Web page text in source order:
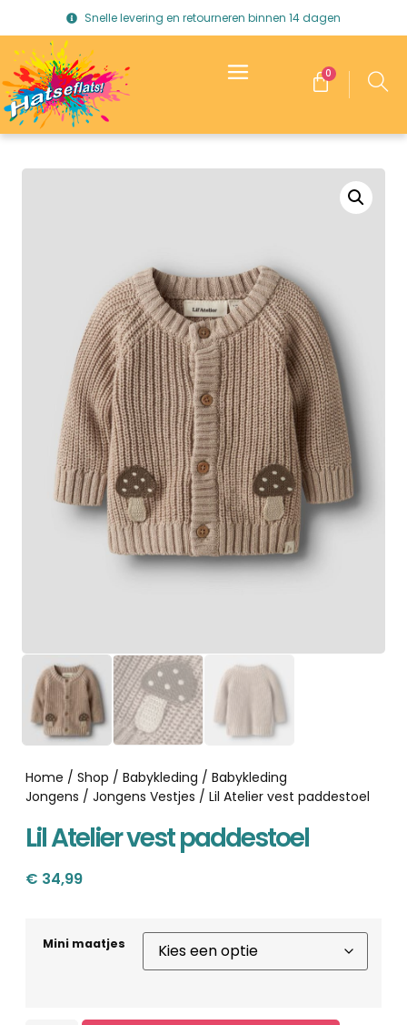
Snelle levering en retourneren binnen 14 dagen
0
Home / Shop / Babykleding / Babykleding
Jongens / Jongens Vestjes / Lil Atelier vest paddestoel
Lil Atelier vest paddestoel
€ 34,99
Mini maatjes